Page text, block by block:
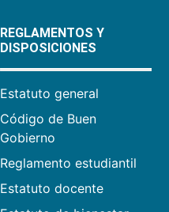
REGLAMENTOS Y
DISPOSICIONES
Estatuto general
Código de Buen
Gobierno
Reglamento estudiantil
Estatuto docente